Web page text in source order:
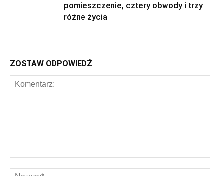
pomieszczenie, cztery obwody i trzy
różne życia
ZOSTAW ODPOWIEDŹ